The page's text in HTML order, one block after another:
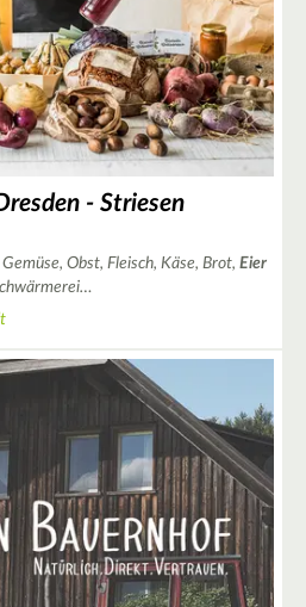
- Striesen
Obst, Fleisch, Käse, Brot, Eier